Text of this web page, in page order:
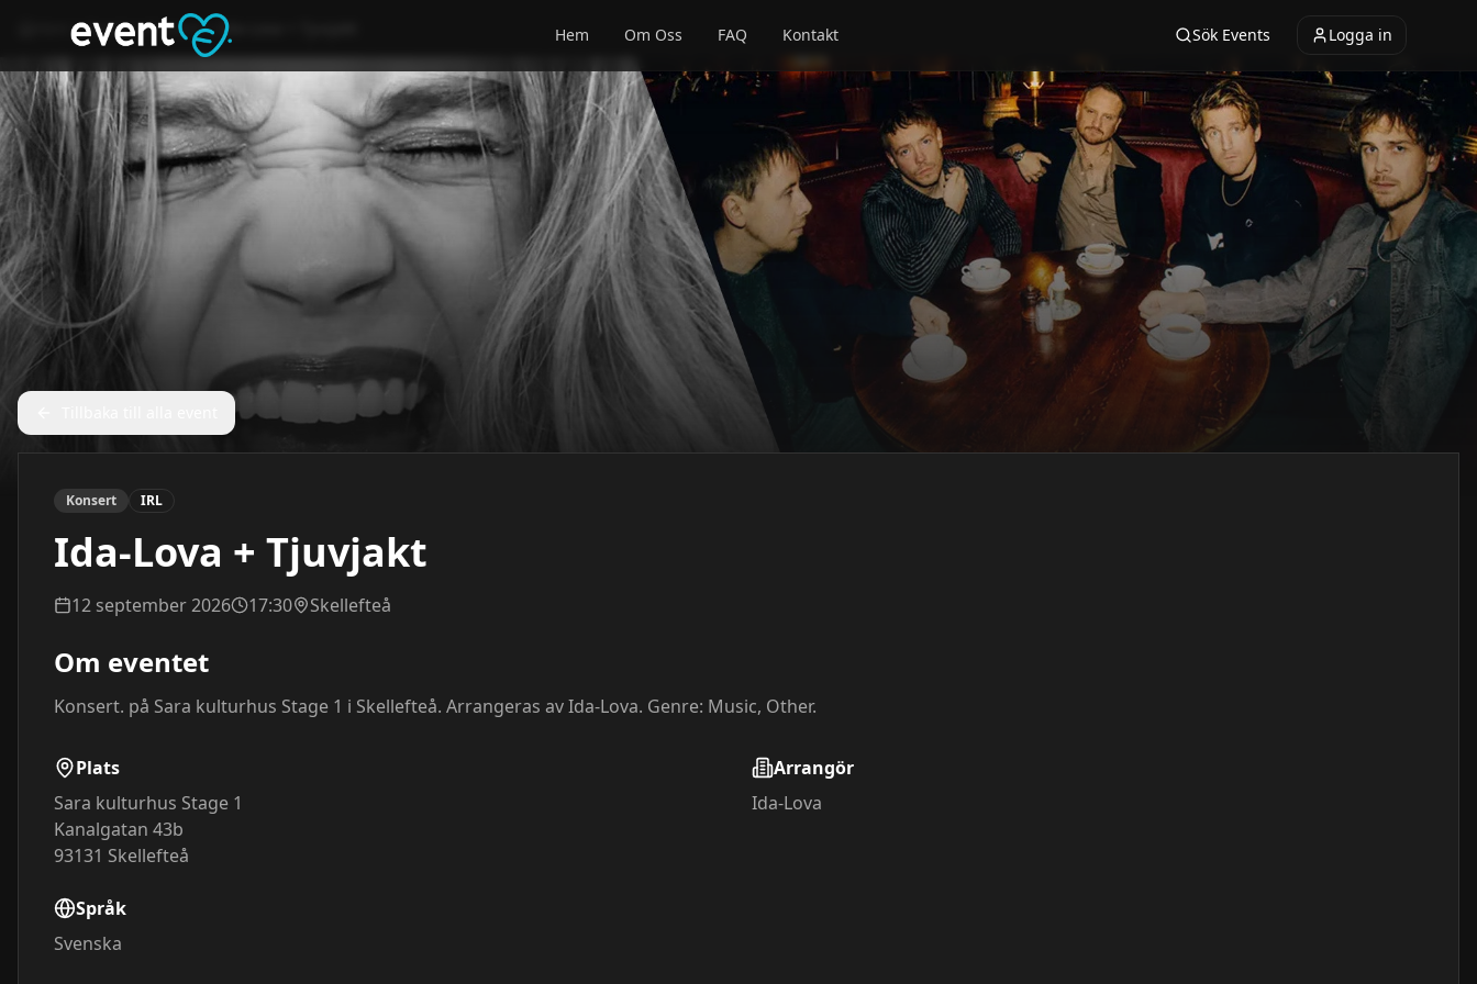
Hem Om Oss FAQ Kontakt Sök Events Logga in
Event Konsert Ida-Lova + Tjuvjakt
Konsert IRL
Ida-Lova + Tjuvjakt
12 september 2026 17:30 Skellefteå
Om eventet
Konsert. på Sara kulturhus Stage 1 i Skellefteå. Arrangeras av Ida-Lova. Genre: Music, Other.
Plats
Sara kulturhus Stage 1
Kanalgatan 43b
93131 Skellefteå
Arrangör
Ida-Lova
Språk
Svenska